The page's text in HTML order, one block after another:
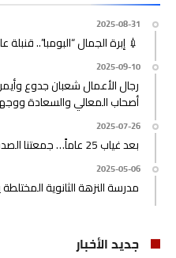
2025-08-31
💉 إبرة الجمال “البومبا”.. قنبلة
2025-09-10
رجال الأعمال شعبان جدوع
أصحاب المعالي والسعادة
2025-07-26
بعد غياب 25 عاماً… جمعتنا الصدفة
2025-05-06
مدرسة النزهة الثانوية
جديد الأخبار